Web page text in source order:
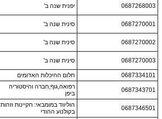
0687268003 יפנית שנה ב'
0687270001 סינית שנה ב'
0687270002 סינית שנה ב'
0687270003 סינית שנה ב'
0687334101
חלום ההיכלות האדומים
0687343701
רפואה,גוף,חברה והיסטוריה
ביפן
0687346501
הוליווד במומבאי: חקיינות וזהות
בקולנוע ההודי